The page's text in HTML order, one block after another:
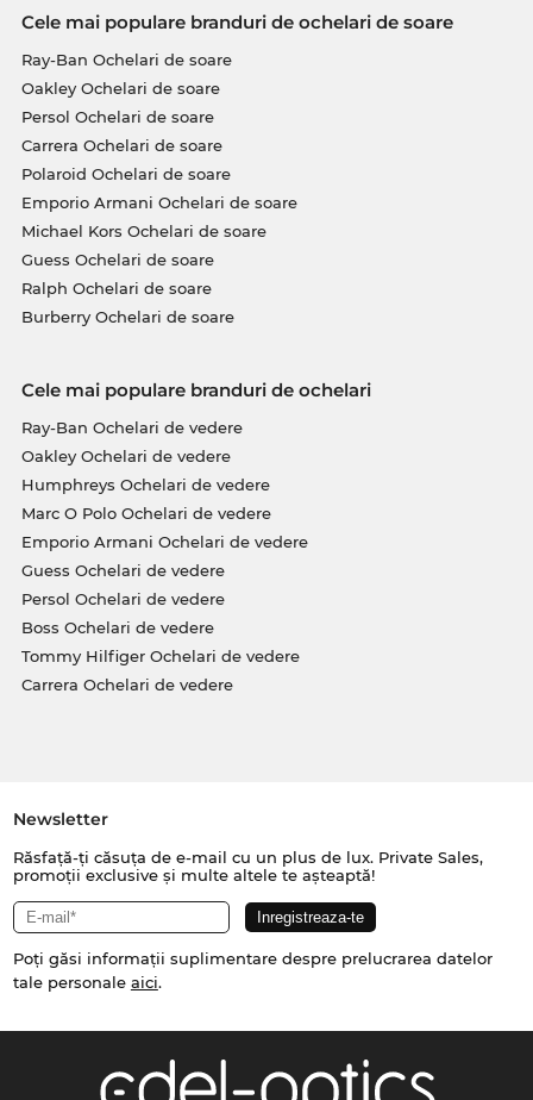
Cele mai populare branduri de ochelari de soare
Ray-Ban Ochelari de soare
Oakley Ochelari de soare
Persol Ochelari de soare
Carrera Ochelari de soare
Polaroid Ochelari de soare
Emporio Armani Ochelari de soare
Michael Kors Ochelari de soare
Guess Ochelari de soare
Ralph Ochelari de soare
Burberry Ochelari de soare
Cele mai populare branduri de ochelari
Ray-Ban Ochelari de vedere
Oakley Ochelari de vedere
Humphreys Ochelari de vedere
Marc O Polo Ochelari de vedere
Emporio Armani Ochelari de vedere
Guess Ochelari de vedere
Persol Ochelari de vedere
Boss Ochelari de vedere
Tommy Hilfiger Ochelari de vedere
Carrera Ochelari de vedere
Newsletter
Răsfață-ți căsuța de e-mail cu un plus de lux. Private Sales,
promoții exclusive și multe altele te așteaptă!
Poți găsi informații suplimentare despre prelucrarea datelor
tale personale aici.